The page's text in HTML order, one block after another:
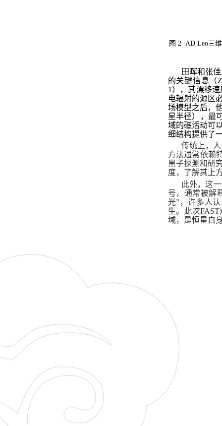
图 2 AD Leo三
田晖和张
的关键信息（
1 ），其漂移
电辐射的源区
场模型之后，
星半径），最
域的磁活动可
细结构提供了
传统上，
方法通常依赖
黑子探测和研
度，了解其上
此外，这
号，通常被解
光”，许多人
生。此次FAST
域，是恒星自